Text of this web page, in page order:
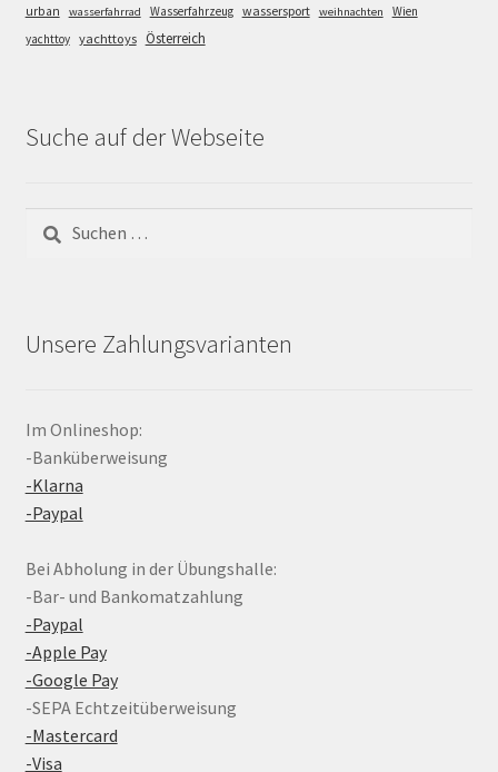
urban wasserfahrrad Wasserfahrzeug wassersport weihnachten
Wien
yachttoy yachttoys Österreich
Suche auf der Webseite
Suchen
nach:
Unsere Zahlungsvarianten
Im Onlineshop:
-Banküberweisung
-Klarna
-Paypal
Bei Abholung in der Übungshalle:
-Bar- und Bankomatzahlung
-Paypal
-Apple Pay
-Google Pay
-SEPA Echtzeitüberweisung
-Mastercard
-Visa